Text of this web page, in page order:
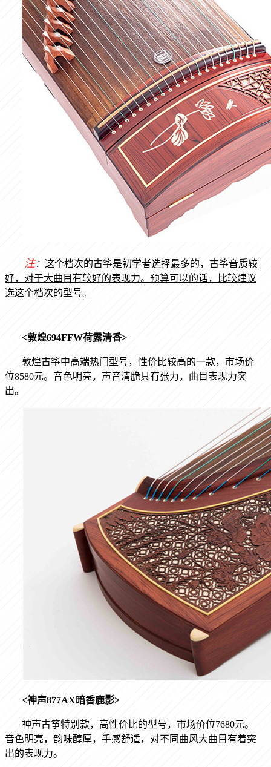
注： 这个档次的古筝是初学者选择最多的，古筝音质较
好，对于大曲目有较好的表现力。预算可以的话，比较建议
选这个档次的型号。
<敦煌694FFW荷露清香>
敦煌古筝中高端热门型号，性价比较高的一款，市场价
位8580元。音色明亮，声音清脆具有张力，曲目表现力突
出。
<神声877AX 暗香鹿影>
神声古筝特别款，高性价比的型号，市场价位7680元。
音色明亮，韵味醇厚，手感舒适，对不同曲风大曲目有着突
出的表现力。